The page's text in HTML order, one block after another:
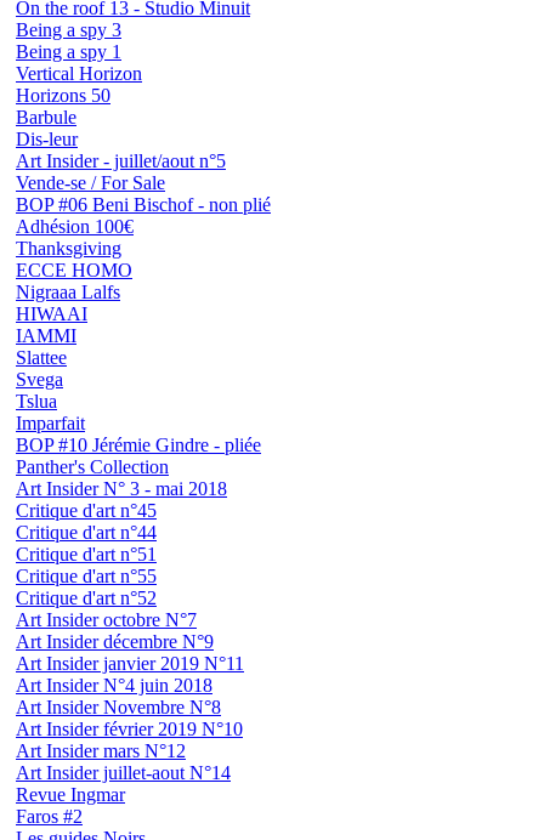
On the roof 13 - Studio Minuit
Being a spy 3
Being a spy 1
Vertical Horizon
Horizons 50
Barbule
Dis-leur
Art Insider - juillet/aout n°5
Vende-se / For Sale
BOP #06 Beni Bischof - non plié
Adhésion 100€
Thanksgiving
ECCE HOMO
Nigraaa Lalfs
HIWAAI
IAMMI
Slattee
Svega
Tslua
Imparfait
BOP #10 Jérémie Gindre - pliée
Panther's Collection
Art Insider N° 3 - mai 2018
Critique d'art n°45
Critique d'art n°44
Critique d'art n°51
Critique d'art n°55
Critique d'art n°52
Art Insider octobre N°7
Art Insider décembre N°9
Art Insider janvier 2019 N°11
Art Insider N°4 juin 2018
Art Insider Novembre N°8
Art Insider février 2019 N°10
Art Insider mars N°12
Art Insider juillet-aout N°14
Revue Ingmar
Faros #2